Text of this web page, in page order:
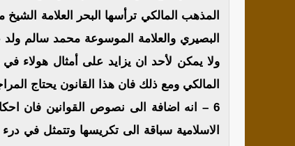
المذهب المالكي ترأسها البحر العلامة
البصيري والعلامة الموسوعة محمد سالم
ولا يمكن لأحد ان يزايد على أمثال هولاء
المالكي ومع ذلك فان هذا القانون يحتاج
6 – انه اضافة الى نصوص القوانين فان
الاسلامية سباقة الى تكريسها وتتمثل في